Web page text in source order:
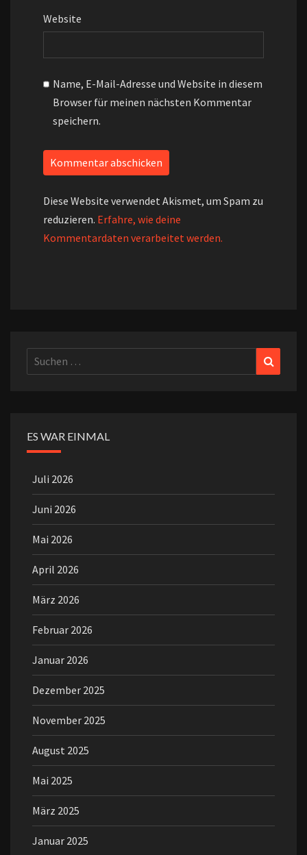
Website
Name, E-Mail-Adresse und Website in diesem
Browser für meinen nächsten Kommentar
speichern.
Diese Website verwendet Akismet, um Spam zu
reduzieren. Erfahre, wie deine
Kommentardaten verarbeitet werden.
Suchen
nach:
ES WAR EINMAL
Juli 2026
Juni 2026
Mai 2026
April 2026
März 2026
Februar 2026
Januar 2026
Dezember 2025
November 2025
August 2025
Mai 2025
März 2025
Januar 2025